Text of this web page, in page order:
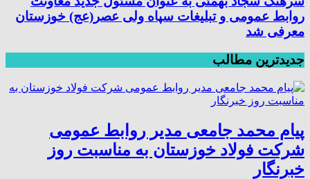
روابط عمومی و تبلیغات سپاه ولی عصر(عج) خوزستان
معرفی شد
جدیدترین مطالب
پیام محمد جامعی مدیر روابط عمومی
شرکت فولاد خوزستان به مناسبت روز
خبرنگار